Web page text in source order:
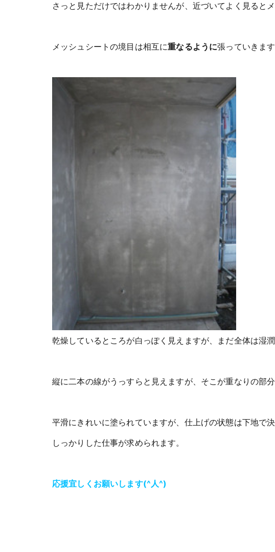
さっと見ただけではわかりませんが、近づいてよく見ると
メッシュシートの境目は相互に重なるように張っていきます
乾燥しているところが白っぽく見えますが、まだ全体は湿潤
縦に二本の線がうっすらと見えますが、そこが重なりの部分
平滑にきれいに塗られていますが、仕上げの状態は下地で
しっかりした仕事が求められます。
応援宜しくお願いします(^人^)